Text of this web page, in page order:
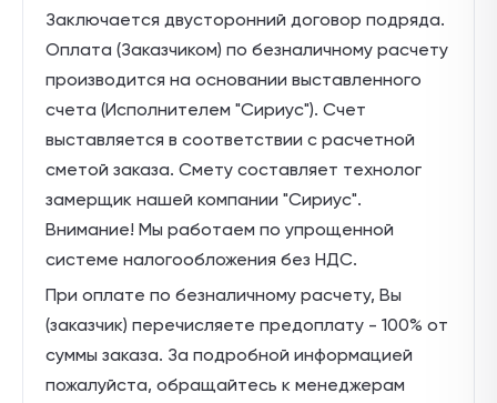
Заключается двусторонний договор подряда.
Оплата (Заказчиком) по безналичному расчету
производится на основании выставленного
счета (Исполнителем "Сириус"). Счет
выставляется в соответствии с расчетной
сметой заказа. Смету составляет технолог
замерщик нашей компании "Сириус".
Внимание! Мы работаем по упрощенной
системе налогообложения без НДС.
При оплате по безналичному расчету, Вы
(заказчик) перечисляете предоплату - 100% от
суммы заказа. За подробной информацией
пожалуйста, обращайтесь к менеджерам